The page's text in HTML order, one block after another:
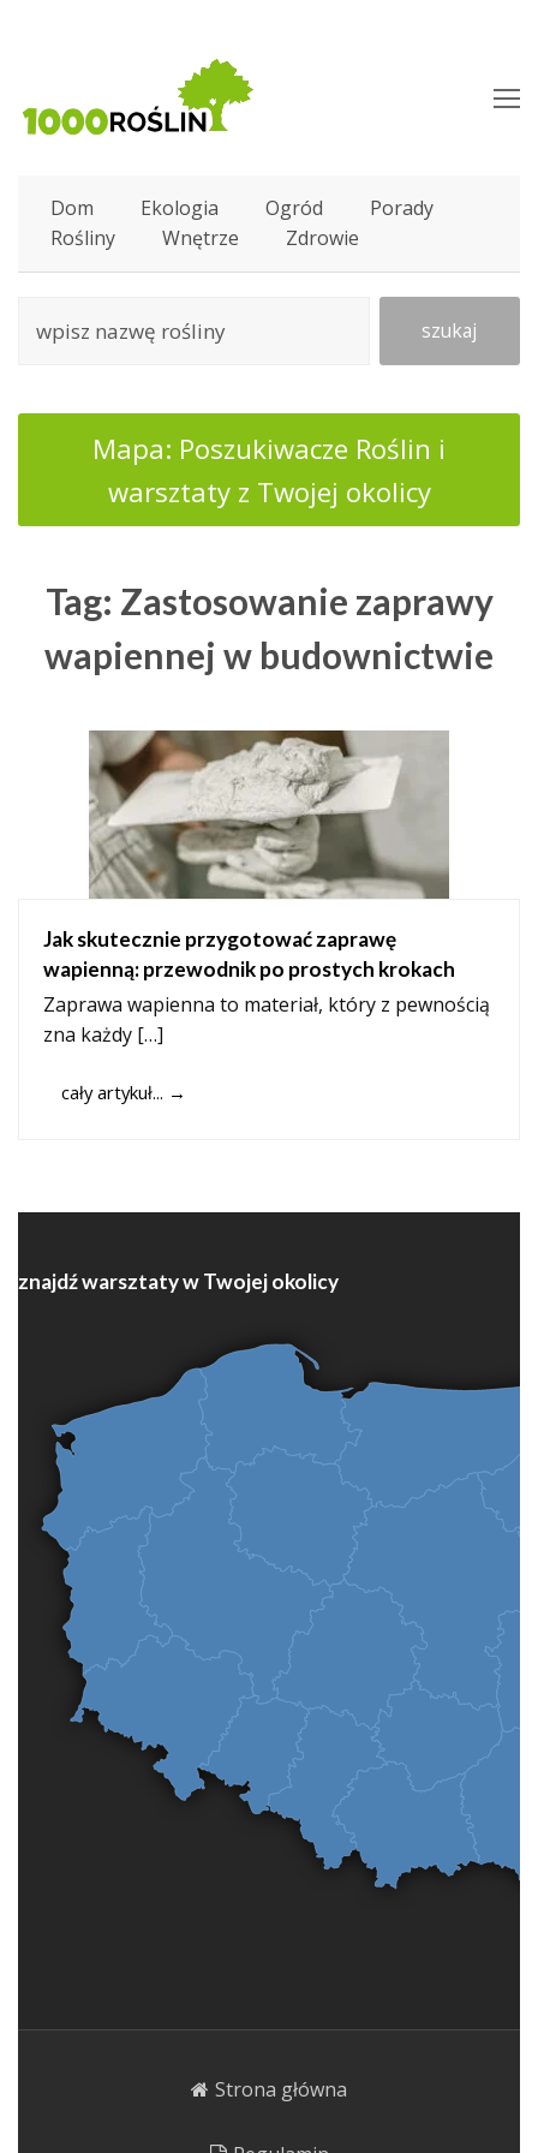
Dom Ekologia Ogród
Porady
Rośliny
Wnętrze Zdrowie
szukaj
Mapa: Poszukiwacze Roślin i
warsztaty z Twojej okolicy
Tag: Zastosowanie zaprawy
wapiennej w budownictwie
Jak skutecznie przygotować zaprawę
wapienną: przewodnik po prostych krokach
Zaprawa wapienna to materiał, który z pewnością
zna każdy […]
cały artykuł... →
znajdź warsztaty w Twojej okolicy
Strona główna